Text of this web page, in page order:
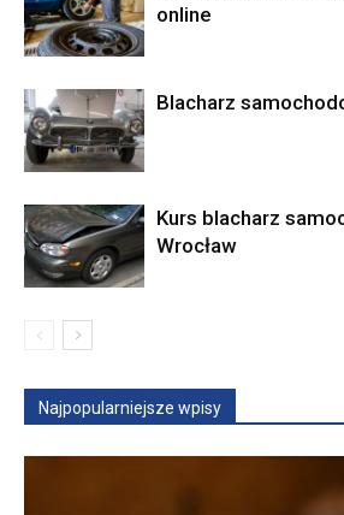
online
Blacharz
Kurs blacharz
Wrocław
Najpopularniejsze wpisy